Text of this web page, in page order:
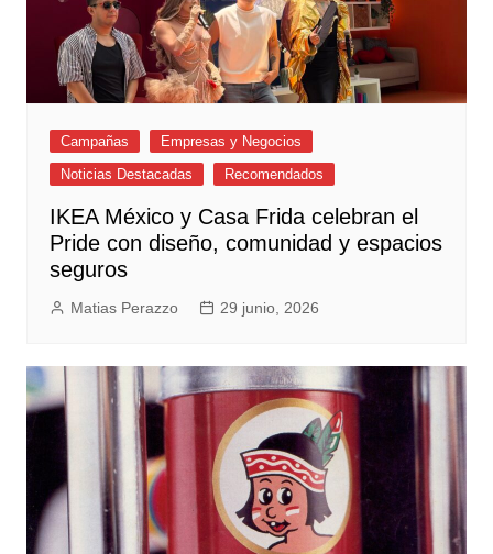
Campañas
Empresas y Negocios
Noticias Destacadas
Recomendados
IKEA México y Casa Frida celebran el
Pride con diseño, comunidad y espacios
seguros
Matias Perazzo 29 junio, 2026